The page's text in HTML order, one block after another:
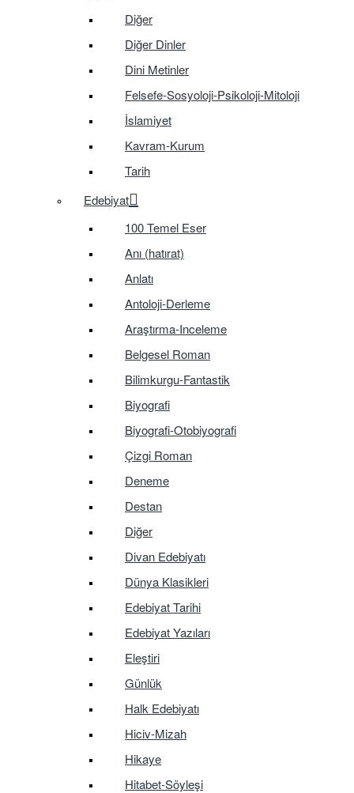
Diğer
Diğer Dinler
Dini Metinler
Felsefe-Sosyoloji-Psikoloji-Mitoloji
İslamiyet
Kavram-Kurum
Tarih
Edebiyat
100 Temel Eser
Anı (hatırat)
Anlatı
Antoloji-Derleme
Araştırma-Inceleme
Belgesel Roman
Bilimkurgu-Fantastik
Biyografi
Biyografi-Otobiyografi
Çizgi Roman
Deneme
Destan
Diğer
Divan Edebiyatı
Dünya Klasikleri
Edebiyat Tarihi
Edebiyat Yazıları
Eleştiri
Günlük
Halk Edebiyatı
Hiciv-Mizah
Hikaye
Hitabet-Söyleşi